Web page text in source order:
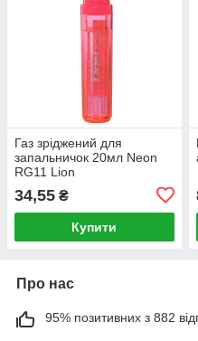
Газ зріджений для
запальничок 20мл Neon
RG11 Lion
34,55 ₴
Купити
Про нас
95% позитивних з 882